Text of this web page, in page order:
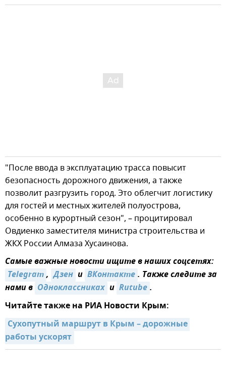
"После ввода в эксплуатацию трасса повысит
безопасность дорожного движения, а также
позволит разгрузить город. Это облегчит логистику
для гостей и местных жителей полуострова,
особенно в курортный сезон", – процитировал
Овдиенко заместителя министра строительства и
ЖКХ России Алмаза Хусаинова.
Самые важные новости ищите в наших соцсетях:
Telegram, Дзен и ВКонтакте. Также следите за
нами в Одноклассниках и Rutube.
Читайте также на РИА Новости Крым:
Сухопутный маршрут в Крым – дорожные
работы ускорят